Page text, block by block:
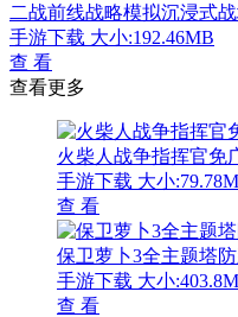
二战前线战略模拟沉浸式
手游下载 大小:192.46MB
查 看
查看更多
火柴人战争指挥官免
手游下载 大小:79.78M
查 看
保卫萝卜3全主题塔
手游下载 大小:403.8M
查 看